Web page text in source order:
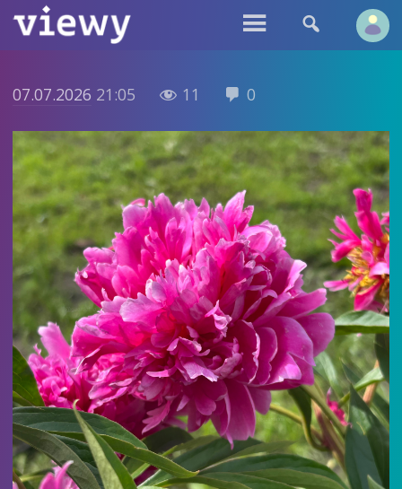
 
07.07.2026 21:05  11  0